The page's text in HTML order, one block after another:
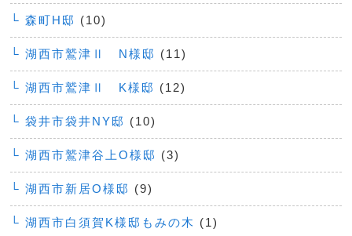
└ 森町H邸 (10)
└ 湖西市鷲津Ⅱ N様邸 (11)
└ 湖西市鷲津Ⅱ K様邸 (12)
└ 袋井市袋井NY邸 (10)
└ 湖西市鷲津谷上O様邸 (3)
└ 湖西市新居O様邸 (9)
└ 湖西市白須賀K様邸もみの木 (1)